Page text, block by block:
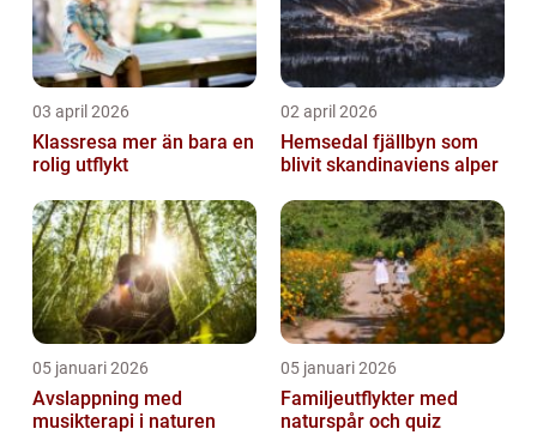
03 april 2026
Klassresa mer än bara en
rolig utflykt
02 april 2026
Hemsedal fjällbyn som
blivit skandinaviens alper
05 januari 2026
Avslappning med
musikterapi i naturen
05 januari 2026
Familjeutflykter med
naturspår och quiz